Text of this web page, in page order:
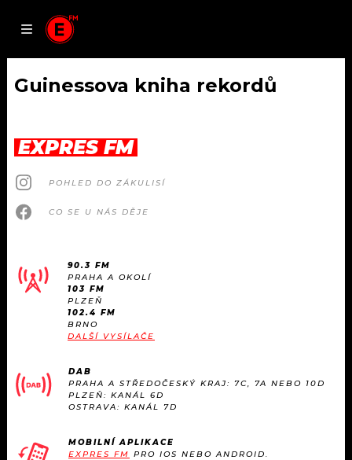
DOMŮ
ČLÁNKY
AKTUÁLNĚ
ROZHOVORY
#NEBUDUDOMA
KVÍZY
PODCASTY
RÁDIO
APLIKACE
PROGRAM
PLAYLIST
JAK NALADIT
SOUTĚŽE
Guinessova kniha rekordů
EXPRES FM
POHLED DO ZÁKULISÍ
CO SE U NÁS DĚJE
90.3 FM
PRAHA A OKOLÍ
103 FM
PLZEŇ
102.4 FM
BRNO
DALŠÍ VYSÍLAČE
DAB
PRAHA A STŘEDOČESKÝ KRAJ: 7C, 7A NEBO 10D
PLZEŇ: KANÁL 6D
OSTRAVA: KANÁL 7D
MOBILNÍ APLIKACE
EXPRES FM PRO IOS NEBO ANDROID.